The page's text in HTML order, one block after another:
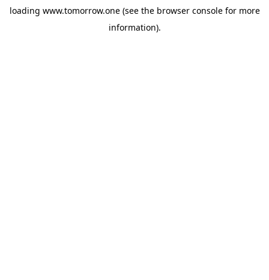
loading www.tomorrow.one (see the browser console for more
information).